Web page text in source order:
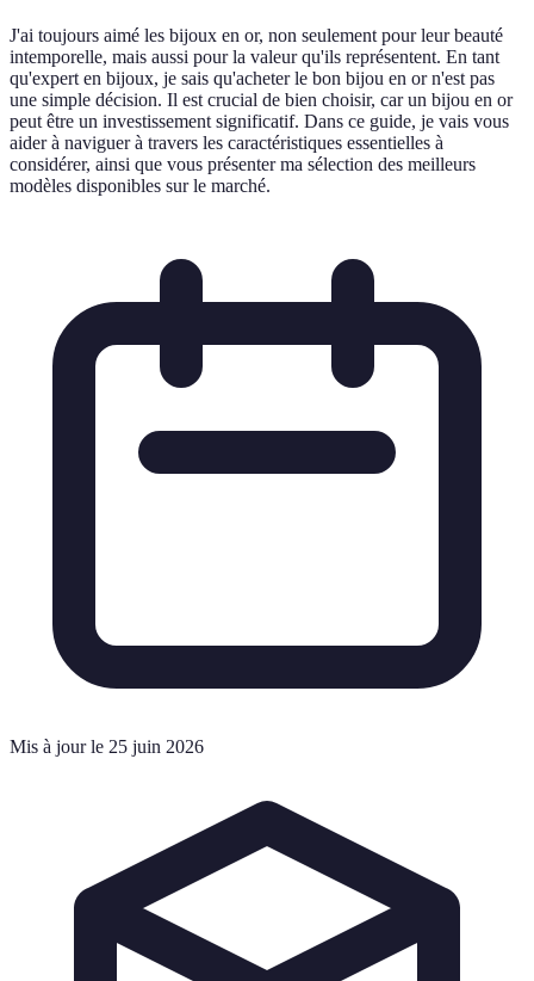
J'ai toujours aimé les bijoux en or, non seulement pour leur beauté
intemporelle, mais aussi pour la valeur qu'ils représentent. En tant
qu'expert en bijoux, je sais qu'acheter le bon bijou en or n'est pas
une simple décision. Il est crucial de bien choisir, car un bijou en or
peut être un investissement significatif. Dans ce guide, je vais vous
aider à naviguer à travers les caractéristiques essentielles à
considérer, ainsi que vous présenter ma sélection des meilleurs
modèles disponibles sur le marché.
Mis à jour le 25 juin 2026